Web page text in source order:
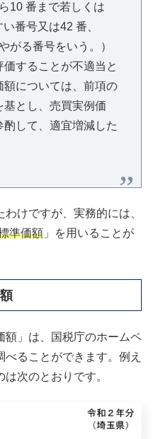
10 番まで若しくは
番号又は42 番、
がる番号をいう。）
することが不適当と
については、前項の
とし、売買実例価
して、適宜増減した
けですが、実務的には、
準価額 」を用いることが
額」は、国税庁のホームペ
ることができます。例え
次のとおりです。